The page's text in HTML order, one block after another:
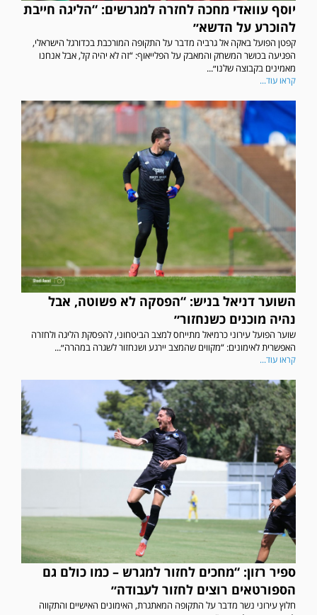
יוסף עוואדי מחכה לחזרה למגרשים: “הליגה חייבת
להוכרע על הדשא״
קפטן הפועל באקה אל גרביה מדבר על התקופה המורכבת בכדורגל הישראלי,
הפגיעה בכושר המשחק והמאבק על הפלייאוף: “זה לא יהיה קל, אבל אנחנו
מאמינים בקבוצה שלנו״...
קראו עוד...
השוער דניאל בניש: “הפסקה לא פשוטה, אבל
נהיה מוכנים כשנחזור״
שוער הפועל עירוני כרמיאל מתייחס למצב הביטחוני, להפסקת הליגה ולחזרה
האפשרית לאימונים: “מקווים שהמצב יירגע ושנחזור לשגרה במהרה״...
קראו עוד...
ספיר רזון: “מחכים לחזור למגרש – כמו כולם גם
הספורטאים רוצים לחזור לעבודה״
חלוץ עירוני נשר מדבר על התקופה המאתגרת, האימונים האישיים והתקווה